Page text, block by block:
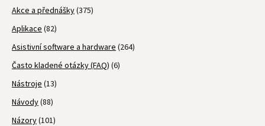
Akce a přednášky(375)
Aplikace (82)
Asistivní software a hardware (264)
Často kladené otázky (FAQ) (6)
Nástroje (13)
Návody(88)
Názory(101)